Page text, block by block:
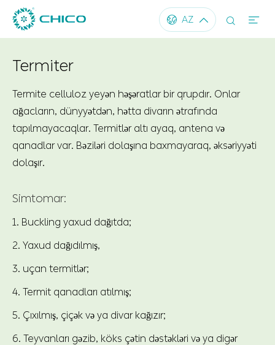
 AZ   
Termiter
Termite celluloz yeyən həşəratlar bir qrupdır. Onlar
ağacların, dünyyətdən, hətta divarın ətrafında
tapılmayacaqlar. Termitlər altı ayaq, antena və
qanadlar var. Bəziləri dolaşına baxmayaraq, əksəriyyəti
dolaşır.
Simtomar:
1. Buckling yaxud dağıtda;
2. Yaxud dağıdılmış,
3. uçan termitlər;
4. Termit qanadları atılmış;
5. Çıxılmış, çiçək və ya divar kağızır;
6. Teyvanları gəzib, köks çətin dəstəkləri və ya digər